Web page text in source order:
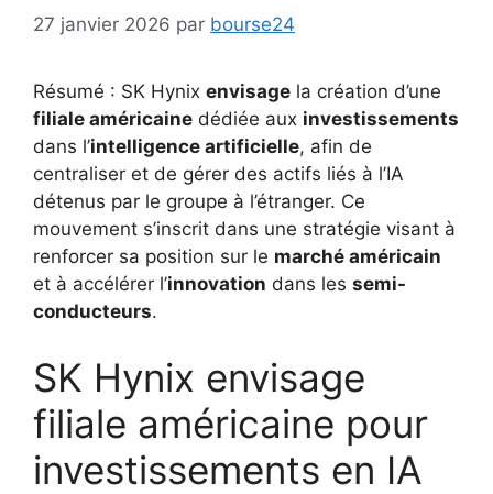
27 janvier 2026 par bourse24
Résumé : SK Hynix envisage la création d’une
filiale américaine dédiée aux investissements
dans l’intelligence artificielle, afin de
centraliser et de gérer des actifs liés à l’IA
détenus par le groupe à l’étranger. Ce
mouvement s’inscrit dans une stratégie visant à
renforcer sa position sur le marché américain
et à accélérer l’innovation dans les semi-
conducteurs.
SK Hynix envisage
filiale américaine pour
investissements en IA